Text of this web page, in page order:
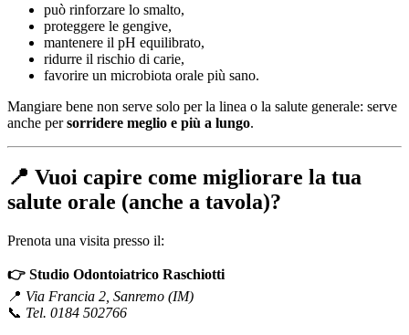
può rinforzare lo smalto,
proteggere le gengive,
mantenere il pH equilibrato,
ridurre il rischio di carie,
favorire un microbiota orale più sano.
Mangiare bene non serve solo per la linea o la salute generale: serve
anche persorridere meglio e più a lungo.
📍 Vuoi capire come migliorare la tua
salute orale (anche a tavola)?
Prenota una visita presso il:
👉 Studio Odontoiatrico Raschiotti
📍 Via Francia 2, Sanremo (IM)
📞 Tel. 0184 502766